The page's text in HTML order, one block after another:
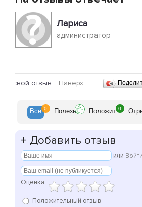
Лариса
администратор
Отзывы
свой отзыв Наверх
Все 0 Полезн Положит 0
+ Добавить отзыв
или Войти
Оценка
Положительный отзыв